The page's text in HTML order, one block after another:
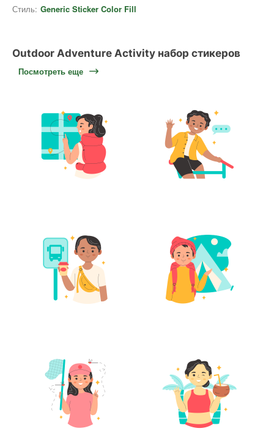
Стиль: Generic Sticker Color Fill
Outdoor Adventure Activity набор стикеров
Посмотреть еще